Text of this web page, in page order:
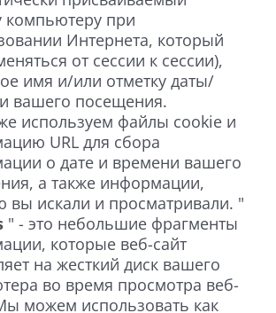
при
Интернета, который
от сессии к сессии),
имя и/или отметку даты/
вашего посещения.
используем файлы cookie и
URL для сбора
о дате и времени вашего
а также информации,
вы искали и просматривали. "
" - это небольшие фрагменты
которые веб-сайт
на жесткий диск вашего
во время просмотра веб-
можем использовать как